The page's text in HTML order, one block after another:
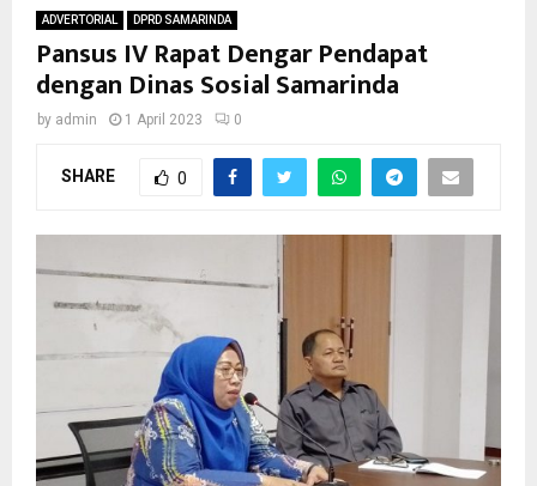
ADVERTORIAL DPRD SAMARINDA
Pansus IV Rapat Dengar Pendapat
dengan Dinas Sosial Samarinda
by admin 1 April 2023 0
SHARE 0